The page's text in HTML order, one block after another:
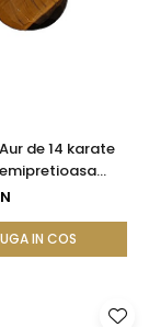
de 14 karate
Ochi de Tigru
IN COS